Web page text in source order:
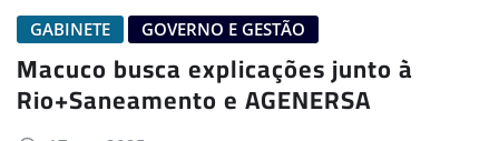
GABINETE GOVERNO E GESTÃO
Macuco busca explicações junto à
Rio+Saneamento e AGENERSA